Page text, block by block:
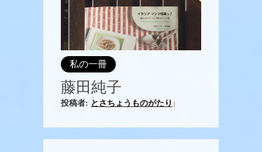
私の一冊
藤田純子
投稿者: とさちょうものがたり